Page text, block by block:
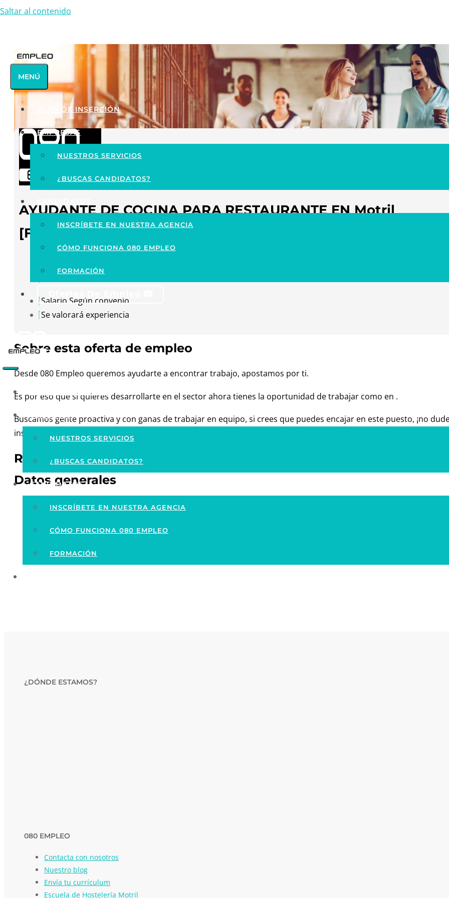
Saltar al contenido
MENÚ
PLAN DE INSERCIÓN
EMPRESAS
NUESTROS SERVICIOS
¿BUSCAS CANDIDATOS?
INSCRÍBETE EN NUESTRA AGENCIA
CÓMO FUNCIONA 080 EMPLEO
FORMACIÓN
PLAN DE INSERCIÓN
EMPRESAS
NUESTROS SERVICIOS
¿BUSCAS CANDIDATOS?
CANDIDATOS
INSCRÍBETE EN NUESTRA AGENCIA
CÓMO FUNCIONA 080 EMPLEO
FORMACIÓN
AYUDANTE DE COCINA PARA RESTAURANTE EN Motril
[Finalizada]
Motril, Granada
Salario Según convenio
Se valorará experiencia
Sobre esta oferta de empleo
Desde 080 Empleo queremos ayudarte a encontrar trabajo, apostamos por ti.
Es por eso que si quieres desarrollarte en el sector ahora tienes la oportunidad de trabajar como en .
Buscamos gente proactiva y con ganas de trabajar en equipo, si crees que puedes encajar en este puesto, ¡no
inscribirte!
Requisitos
Datos generales
Horario: Horario a consultar
Salario: Según convenio
¿DÓNDE ESTAMOS?
080 EMPLEO
Contacta con nosotros
Nuestro blog
Envía tu currículum
Escuela de Hostelería Motril